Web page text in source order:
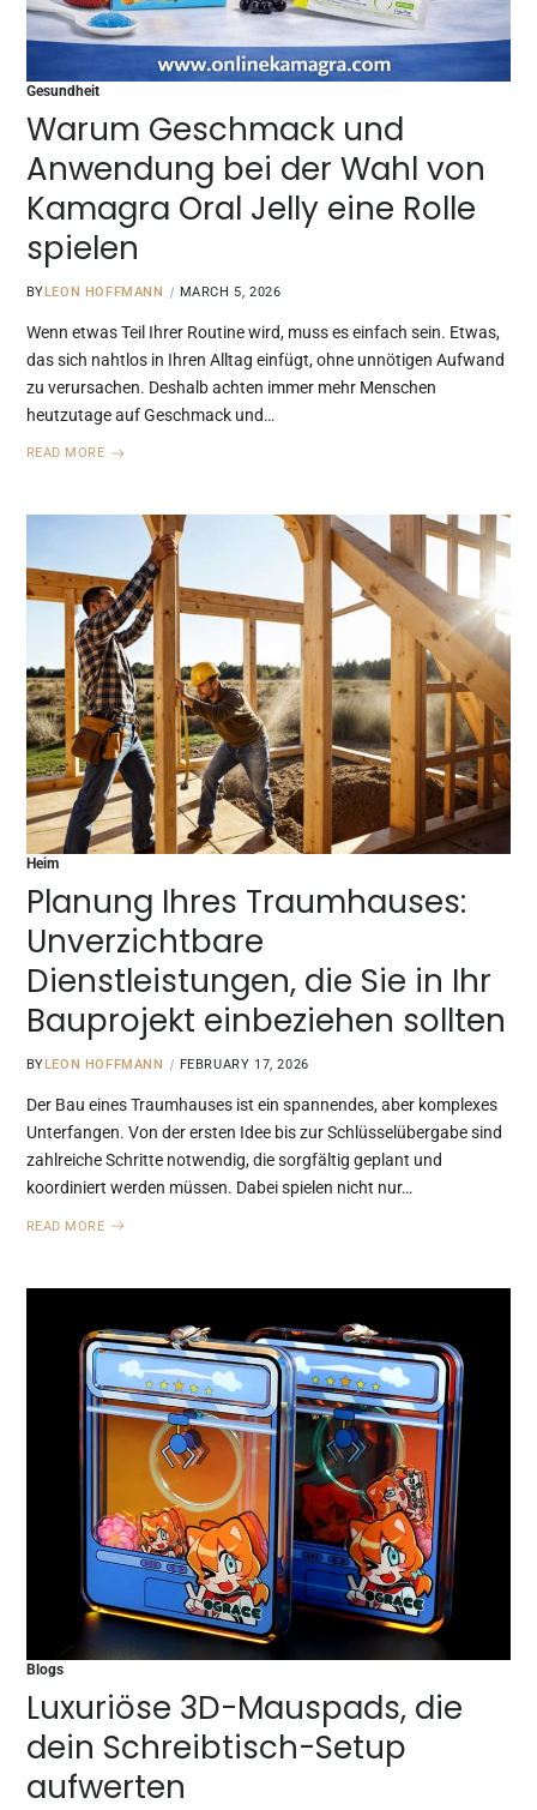
Gesundheit
Warum Geschmack und
Anwendung bei der Wahl von
Kamagra Oral Jelly eine Rolle
spielen
BYLEON HOFFMANN MARCH 5, 2026
Wenn etwas Teil Ihrer Routine wird, muss es einfach sein. Etwas,
das sich nahtlos in Ihren Alltag einfügt, ohne unnötigen Aufwand
zu verursachen. Deshalb achten immer mehr Menschen
heutzutage auf Geschmack und…
READ MORE
Heim
Planung Ihres Traumhauses:
Unverzichtbare
Dienstleistungen, die Sie in Ihr
Bauprojekt einbeziehen sollten
BY LEON HOFFMANN FEBRUARY 17, 2026
Der Bau eines Traumhauses ist ein spannendes, aber komplexes
Unterfangen. Von der ersten Idee bis zur Schlüsselübergabe sind
zahlreiche Schritte notwendig, die sorgfältig geplant und
koordiniert werden müssen. Dabei spielen nicht nur…
READ MORE
Blogs
Luxuriöse 3D-Mauspads, die
dein Schreibtisch-Setup
aufwerten